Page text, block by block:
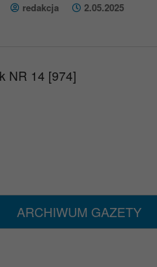
redakcja 2.05.2025
NR 14 [974]
ARCHIWUM GAZETY